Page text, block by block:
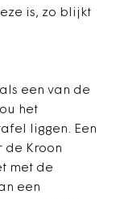
is, zo blijkt
een van de
het
liggen. Een
de Kroon
met de
een